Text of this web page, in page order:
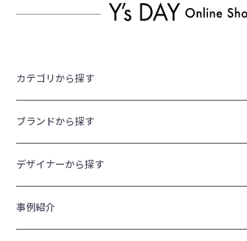
カテゴリから探す
ブランドから探す
デザイナーから探す
事例紹介